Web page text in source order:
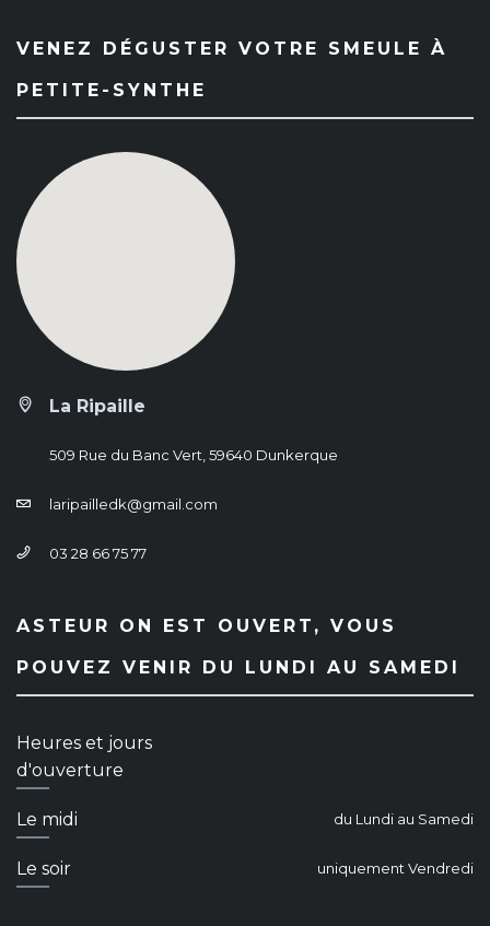
VENEZ DÉGUSTER VOTRE SMEULE À
PETITE-SYNTHE
La Ripaille
509 Rue du Banc Vert, 59640 Dunkerque
laripailledk@gmail.com
03 28 66 75 77
ASTEUR ON EST OUVERT, VOUS
POUVEZ VENIR DU LUNDI AU SAMEDI
Heures et jours
d'ouverture
Le midi du Lundi au Samedi
Le soir uniquement Vendredi